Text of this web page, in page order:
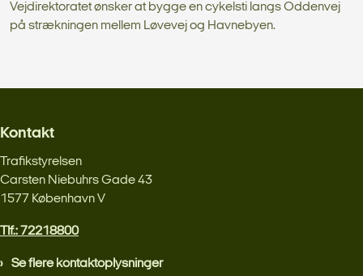
Vejdirektoratet ønsker at bygge en cykelsti langs Oddenvej
på strækningen mellem Løvevej og Havnebyen.
Kontakt
Trafikstyrelsen
Carsten Niebuhrs Gade 43
1577 København V
Tlf.: 72218800
Se flere kontaktoplysninger